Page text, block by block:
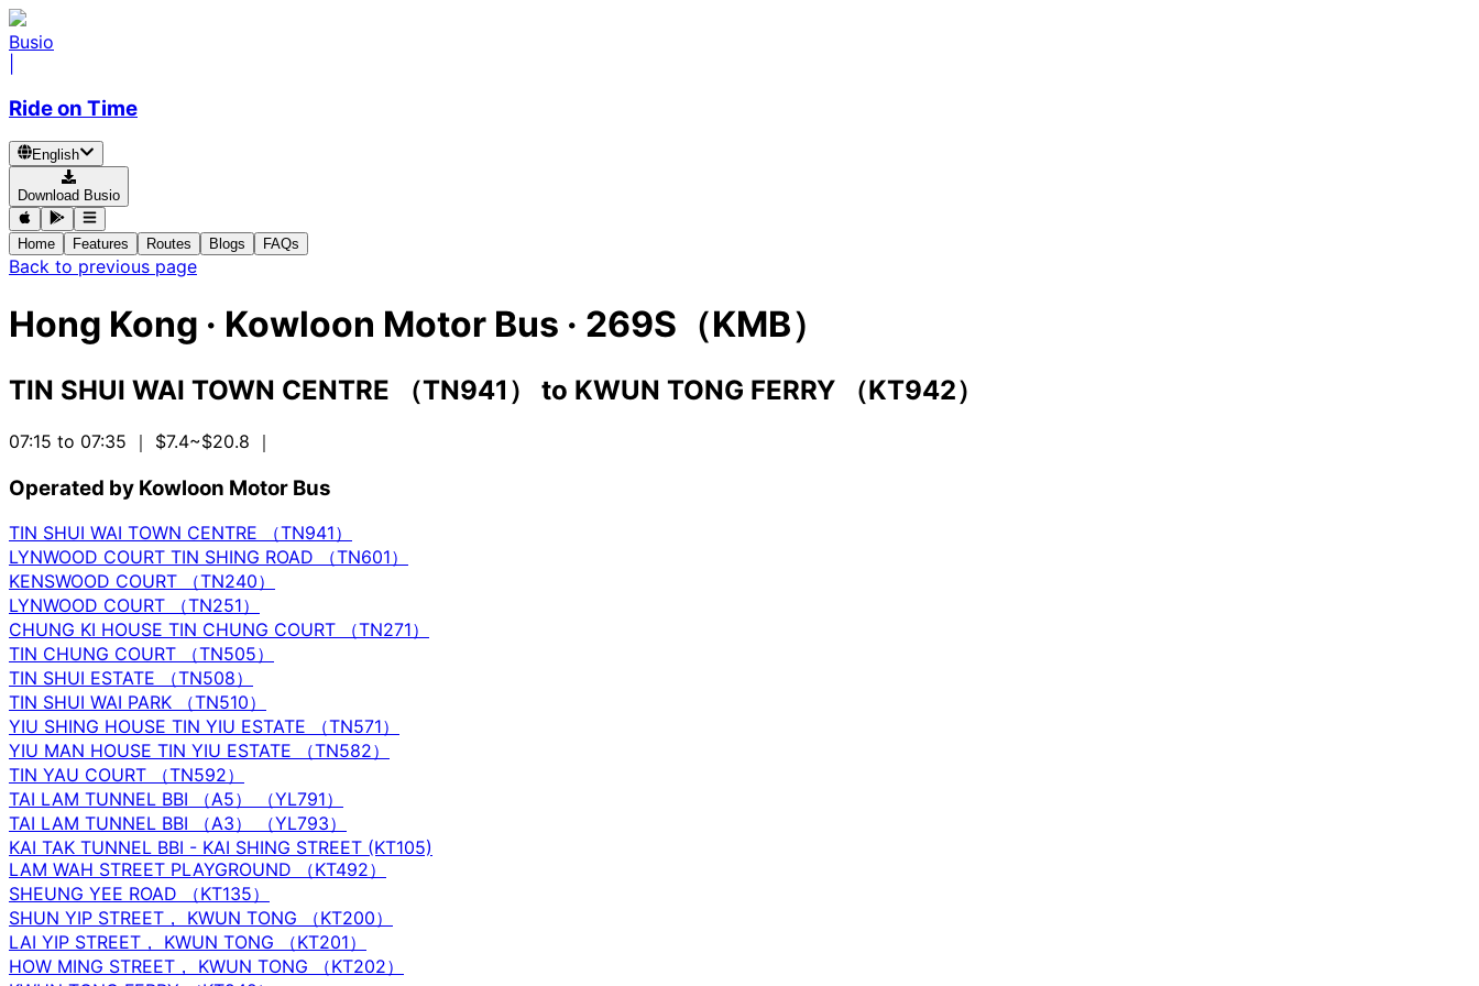
Busio
Ride on Time
English
Download Busio
Home Features Routes Blogs FAQs
Back to previous page
Hong Kong · Kowloon Motor Bus · 269S（KMB）
TIN SHUI WAI TOWN CENTRE （TN941） to KWUN TONG FERRY （KT942）
07:15 to 07:35 ｜ $7.4~$20.8 ｜
Operated by Kowloon Motor Bus
TIN SHUI WAI TOWN CENTRE （TN941）
LYNWOOD COURT TIN SHING ROAD （TN601）
KENSWOOD COURT （TN240）
LYNWOOD COURT （TN251）
CHUNG KI HOUSE TIN CHUNG COURT （TN271）
TIN CHUNG COURT （TN505）
TIN SHUI ESTATE （TN508）
TIN SHUI WAI PARK （TN510）
YIU SHING HOUSE TIN YIU ESTATE （TN571）
YIU MAN HOUSE TIN YIU ESTATE （TN582）
TIN YAU COURT （TN592）
TAI LAM TUNNEL BBI （A5） （YL791）
TAI LAM TUNNEL BBI （A3） （YL793）
KAI TAK TUNNEL BBI - KAI SHING STREET (KT105)
LAM WAH STREET PLAYGROUND （KT492）
SHEUNG YEE ROAD （KT135）
SHUN YIP STREET， KWUN TONG （KT200）
LAI YIP STREET， KWUN TONG （KT201）
HOW MING STREET， KWUN TONG （KT202）